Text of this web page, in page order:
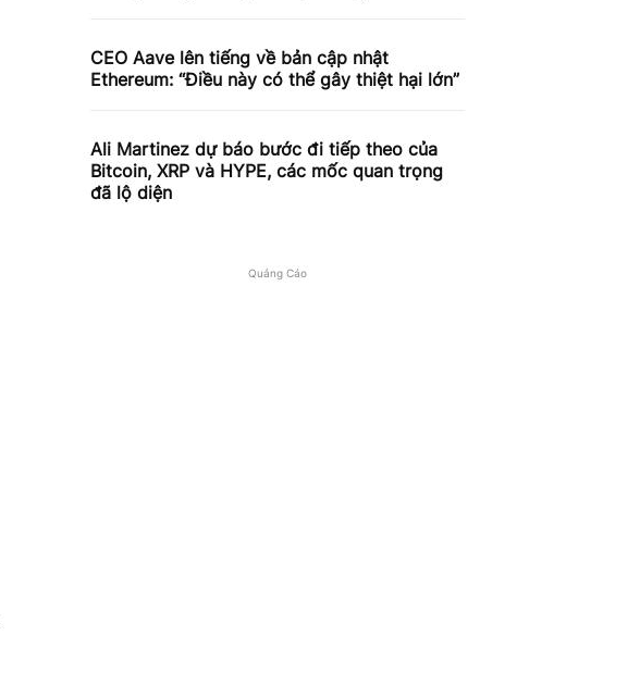
CEO Aave lên tiếng về bản cập nhật
Ethereum: “Điều này có thể gây thiệt hại lớn”
Ali Martinez dự báo bước đi tiếp theo của
Bitcoin, XRP và HYPE, các mốc quan trọng
đã lộ diện
Quảng Cáo